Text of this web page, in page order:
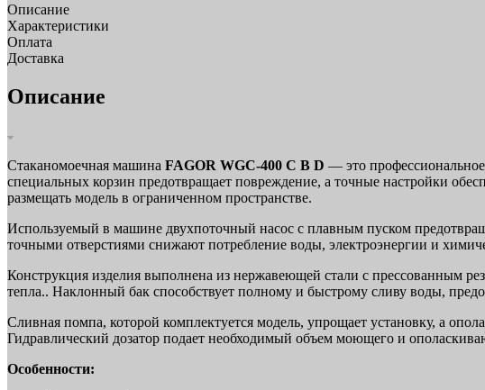
Описание
Характеристики
Оплата
Доставка
Описание
Стаканомоечная машина FAGOR WGC-400 C B D — это
специальных корзин предотвращает повреждение, а точные настройки
размещать модель в ограниченном пространстве.
Используемый в машине двухпоточный насос с плавным пуском
точными отверстиями снижают потребление воды, электроэнергии и
Конструкция изделия выполнена из нержавеющей стали с прессованным
тепла.. Наклонный бак способствует полному и быстрому сливу воды,
Сливная помпа, которой комплектуется модель, упрощает установку, а
Гидравлический дозатор подает необходимый объем моющего и
Особенности: